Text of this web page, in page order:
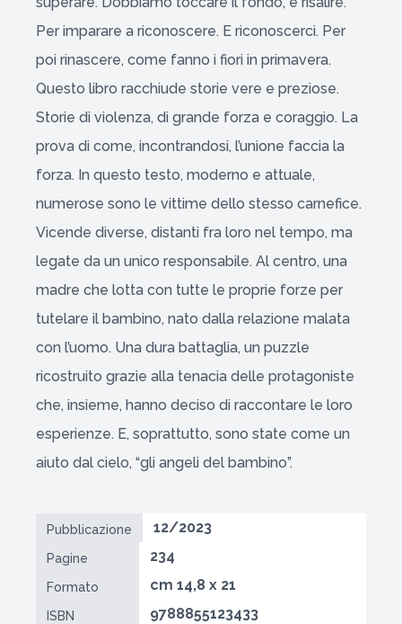
Per imparare a riconoscere. E riconoscerci. Per
poi rinascere, come fanno i fiori in primavera.
Questo libro racchiude storie vere e preziose.
Storie di violenza, di grande forza e coraggio. La
prova di come, incontrandosi, l’unione faccia la
forza. In questo testo, moderno e attuale,
numerose sono le vittime dello stesso carnefice.
Vicende diverse, distanti fra loro nel tempo, ma
legate da un unico responsabile. Al centro, una
madre che lotta con tutte le proprie forze per
tutelare il bambino, nato dalla relazione malata
con l’uomo. Una dura battaglia, un puzzle
ricostruito grazie alla tenacia delle protagoniste
che, insieme, hanno deciso di raccontare le loro
esperienze. E, soprattutto, sono state come un
aiuto dal cielo, “gli angeli del bambino”.
Pubblicazione 12/2023
Pagine 234
Formato cm 14,8 x 21
ISBN 9788855123433